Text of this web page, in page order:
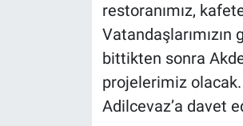
restoranımız,
bittikten sonra
projelerimiz olacak.
Adilcevaz’a davet